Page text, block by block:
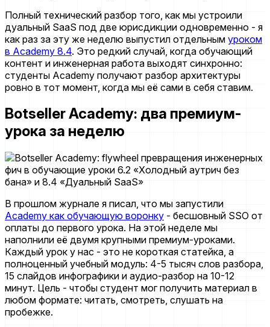
Полный технический разбор того, как мы устроили
дуальный SaaS под две юрисдикции одновременно - я
как раз за эту же неделю выпустил отдельным уроком
в Academy 8.4. Это редкий случай, когда обучающий
контент и инженерная работа выходят синхронно:
студенты Academy получают разбор архитектуры
ровно в тот момент, когда мы её сами в себя ставим.
Botseller Academy: два премиум-
урока за неделю
В прошлом журнале я писал, что мы запустили
Academy как обучающую воронку - бесшовный SSO от
оплаты до первого урока. На этой неделе мы
наполнили её двумя крупными премиум-уроками.
Каждый урок у нас - это не короткая статейка, а
полноценный учебный модуль: 4-5 тысяч слов разбора,
15 слайдов инфографики и аудио-разбор на 10-12
минут. Цель - чтобы студент мог получить материал в
любом формате: читать, смотреть, слушать на
пробежке.